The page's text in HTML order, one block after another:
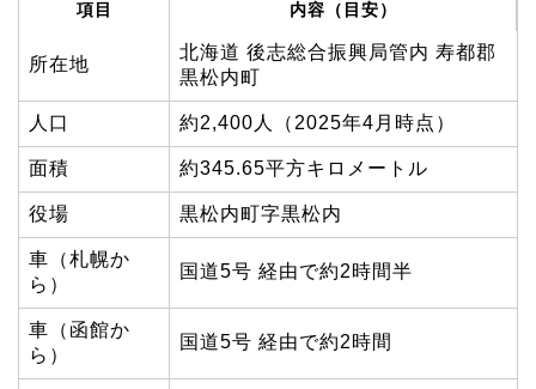
項目 内容（目安）
所在地
北海道 後志総合振興局管内 寿都郡
黒松内町
人口 約2,400人（2025年4月時点）
面積 約345.65平方キロメートル
役場 黒松内町字黒松内
車（札幌か
ら）
国道5号 経由で約2時間半
車（函館か
ら）
国道5号 経由で約2時間